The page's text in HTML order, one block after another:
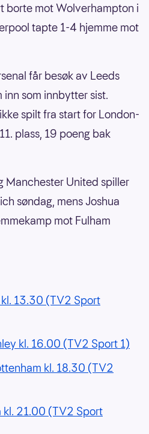
borte mot Wolverhampton i
tapte 1-4 hjemme mot
får besøk av Leeds
som innbytter sist.
spilt fra start for London-
plass, 19 poeng bak
Manchester United spiller
søndag, mens Joshua
mot Fulham
13.30 (TV2 Sport
kl. 16.00 (TV2 Sport 1)
kl. 18.30 (TV2
kl. 21.00 (TV2 Sport